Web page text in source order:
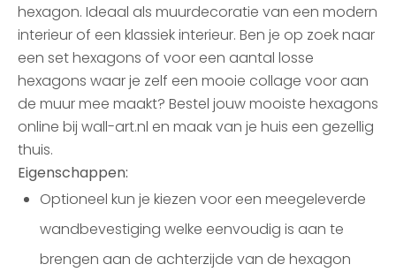
hexagon. Ideaal als muurdecoratie van een modern
interieur of een klassiek interieur. Ben je op zoek naar
een set hexagons of voor een aantal losse
hexagons waar je zelf een mooie collage voor aan
de muur mee maakt? Bestel jouw mooiste hexagons
online bij wall-art.nl en maak van je huis een gezellig
thuis.
Eigenschappen:
Optioneel kun je kiezen voor een meegeleverde
wandbevestiging welke eenvoudig is aan te
brengen aan de achterzijde van de hexagon